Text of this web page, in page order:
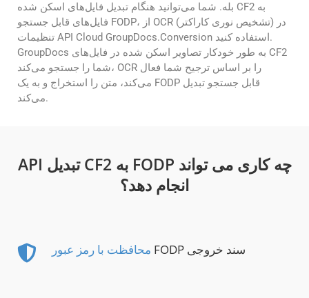
بله. شما می‌توانید هنگام تبدیل فایل‌های اسکن شده CF2 به
فایل‌های قابل جستجو FODP، از OCR (تشخیص نوری کاراکتر) در
تنظیمات API Cloud GroupDocs.Conversion استفاده کنید.
GroupDocs به طور خودکار تصاویر اسکن شده در فایل‌های CF2
شما را جستجو می‌کند، OCR را بر اساس ترجیح شما فعال
می‌کند، متن را استخراج و به یک FODP قابل جستجو تبدیل
می‌کند.
API تبدیل CF2 به FODP چه کاری می تواند
انجام دهد؟
محافظت با رمز عبور FODP سند خروجی